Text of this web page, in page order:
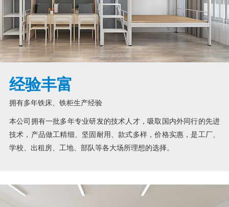
经验丰富
拥有多年铁床、铁柜生产经验
本公司拥有一批多年专业研发的技术人才，吸取国内外同行的先进
技术，产品做工精细、坚固耐用、款式多样，价格实惠，是工厂、
学校、出租房、工地、部队等各大场所理想的选择。